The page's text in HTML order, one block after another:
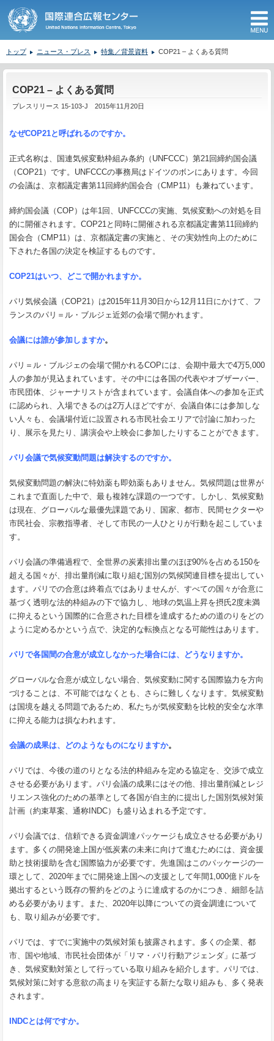
トップ ニュース・プレス 特集／背景資料 COP21 – よくある質問
COP21 – よくある質問
プレスリリース 15-103-J 2015年11月20日
なぜCOP21と呼ばれるのですか。
正式名称は、国連気候変動枠組み条約（UNFCCC）第21回締約国会議
（COP21）です。UNFCCCの事務局はドイツのボンにあります。今回
の会議は、京都議定書第11回締約国会合（CMP11）も兼ねています。
締約国会議（COP）は年1回、UNFCCCの実施、気候変動への対処を目
的に開催されます。COP21と同時に開催される京都議定書第11回締約
国会合（CMP11）は、京都議定書の実施と、その実効性向上のために
下された各国の決定を検証するものです。
COP21はいつ、どこで開かれますか。
パリ気候会議（COP21）は2015年11月30日から12月11日にかけて、フ
ランスのパリ＝ル・ブルジェ近郊の会場で開かれます。
会議には誰が参加しますか。
パリ＝ル・ブルジェの会場で開かれるCOPには、会期中最大で4万5,000
人の参加が見込まれています。その中には各国の代表やオブザーバー、
市民団体、ジャーナリストが含まれています。会議自体への参加を正式
に認められ、入場できるのは2万人ほどですが、会議自体には参加しな
い人々も、会議場付近に設置される市民社会エリアで討論に加わった
り、展示を見たり、講演会や上映会に参加したりすることができます。
パリ会議で気候変動問題は解決するのですか。
気候変動問題の解決に特効薬も即効薬もありません。気候問題は世界が
これまで直面した中で、最も複雑な課題の一つです。しかし、気候変動
は現在、グローバルな最優先課題であり、国家、都市、民間セクターや
市民社会、宗教指導者、そして市民の一人ひとりが行動を起こしていま
す。
パリ会議の準備過程で、全世界の炭素排出量のほぼ90%を占める150を
超える国々が、排出量削減に取り組む国別の気候関連目標を提出してい
ます。パリでの合意は終着点ではありませんが、すべての国々が合意に
基づく透明な法的枠組みの下で協力し、地球の気温上昇を摂氏2度未満
に抑えるという国際的に合意された目標を達成するための道のりをどの
ように定めるかという点で、決定的な転換点となる可能性はあります。
パリで各国間の合意が成立しなかった場合には、どうなりますか。
グローバルな合意が成立しない場合、気候変動に関する国際協力を方向
づけることは、不可能ではなくとも、さらに難しくなります。気候変動
は国境を越える問題であるため、私たちが気候変動を比較的安全な水準
に抑える能力は損なわれます。
会議の成果は、どのようなものになりますか。
パリでは、今後の道のりとなる法的枠組みを定める協定を、交渉で成立
させる必要があります。パリ会議の成果にはその他、排出量削減とレジ
リエンス強化のための基準として各国が自主的に提出した国別気候対策
計画（約束草案、通称INDC）も盛り込まれる予定です。
パリ会議では、信頼できる資金調達パッケージも成立させる必要があり
ます。多くの開発途上国が低炭素の未来に向けて進むためには、資金援
助と技術援助を含む国際協力が必要です。先進国はこのパッケージの一
環として、2020年までに開発途上国への支援として年間1,000億ドルを
拠出するという既存の誓約をどのように達成するのかにつき、細部を詰
める必要があります。また、2020年以降についての資金調達について
も、取り組みが必要です。
パリでは、すでに実施中の気候対策も披露されます。多くの企業、都
市、国や地域、市民社会団体が「リマ・パリ行動アジェンダ」に基づ
き、気候変動対策として行っている取り組みを紹介します。パリでは、
気候対策に対する意欲の高まりを実証する新たな取り組みも、多く発表
されます。
INDCとは何ですか。